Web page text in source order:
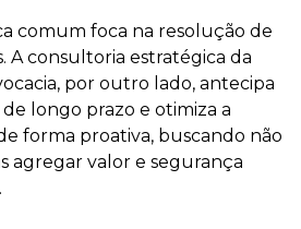
comum foca na resolução de
A consultoria estratégica da
por outro lado, antecipa
longo prazo e otimiza a
forma proativa, buscando não
agregar valor e segurança